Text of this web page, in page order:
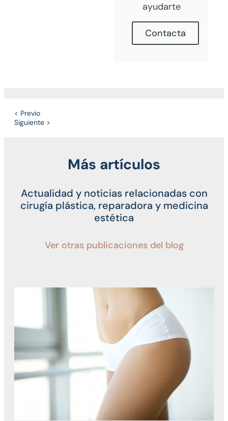
ayudarte
Contacta
< Previo
Siguiente >
Más artículos
Actualidad y noticias relacionadas con
cirugía plástica, reparadora y medicina
estética
Ver otras publicaciones del blog